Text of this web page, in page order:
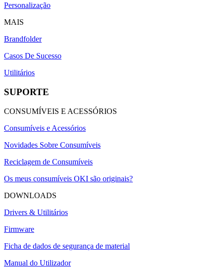
Personalização
MAIS
Brandfolder
Casos De Sucesso
Utilitários
SUPORTE
CONSUMÍVEIS E ACESSÓRIOS
Consumíveis e Acessórios
Novidades Sobre Consumíveis
Reciclagem de Consumíveis
Os meus consumíveis OKI são originais?
DOWNLOADS
Drivers & Utilitários
Firmware
Ficha de dados de segurança de material
Manual do Utilizador